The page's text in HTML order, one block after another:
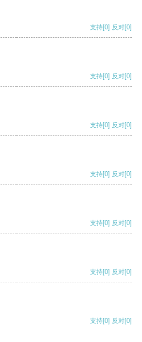
支持[0] 反对[0]
支持[0] 反对[0]
支持[0] 反对[0]
支持[0] 反对[0]
支持[0] 反对[0]
支持[0] 反对[0]
支持[0] 反对[0]